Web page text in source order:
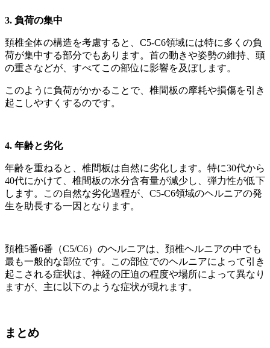
3. 負荷の集中
頚椎全体の構造を考慮すると、C5-C6領域には特に多くの負
荷が集中する部分でもあります。首の動きや姿勢の維持、頭
の重さなどが、すべてこの部位に影響を及ぼします。
このように負荷がかかることで、椎間板の摩耗や損傷を引き
起こしやすくするのです。
4. 年齢と劣化
年齢を重ねると、椎間板は自然に劣化します。特に30代から
40代にかけて、椎間板の水分含有量が減少し、弾力性が低下
します。この自然な劣化過程が、C5-C6領域のヘルニアの発
生を助長する一因となります。
頚椎5番6番（C5/C6）のヘルニアは、頚椎ヘルニアの中でも
最も一般的な部位です。この部位でのヘルニアによって引き
起こされる症状は、神経の圧迫の程度や場所によって異なり
ますが、主に以下のような症状が現れます。
まとめ